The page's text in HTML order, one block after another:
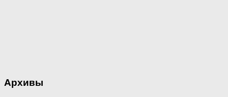
Архивы